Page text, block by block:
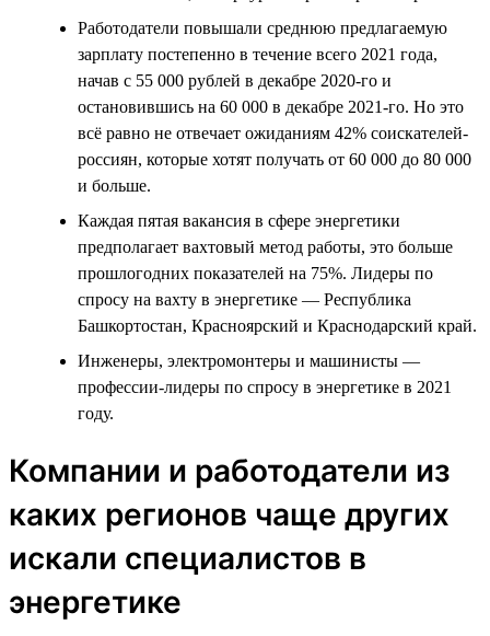
Работодатели повышали среднюю предлагаемую
зарплату постепенно в течение всего 2021 года,
начав с 55 000 рублей в декабре 2020-го и
остановившись на 60 000 в декабре 2021-го. Но это
всё равно не отвечает ожиданиям 42% соискателей-
россиян, которые хотят получать от 60 000 до 80 000
и больше.
Каждая пятая вакансия в сфере энергетики
предполагает вахтовый метод работы, это больше
прошлогодних показателей на 75%. Лидеры по
спросу на вахту в энергетике — Республика
Башкортостан, Красноярский и Краснодарский край.
Инженеры, электромонтеры и машинисты —
профессии-лидеры по спросу в энергетике в 2021
году.
Компании и работодатели из
каких регионов чаще других
искали специалистов в
энергетике